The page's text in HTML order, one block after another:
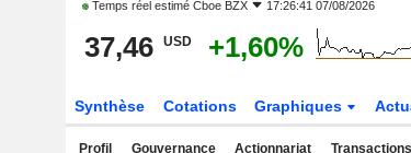
Temps réel estimé Cboe BZX 17:26:41 07/08/2026
37,46 USD +1,60%
Synthèse Cotations Graphiques
Profil Gouvernance Actionnariat